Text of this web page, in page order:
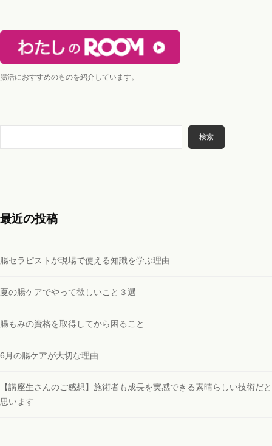
腸活におすすめのものを紹介しています。
検索
最近の投稿
腸セラピストが現場で使える知識を学ぶ理由
夏の腸ケアでやって欲しいこと３選
腸もみの資格を取得してから困ること
6月の腸ケアが大切な理由
【講座生さんのご感想】施術者も成長を実感できる素晴らしい技術だと
思います